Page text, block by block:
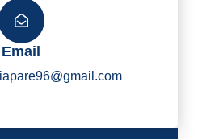
I
Email